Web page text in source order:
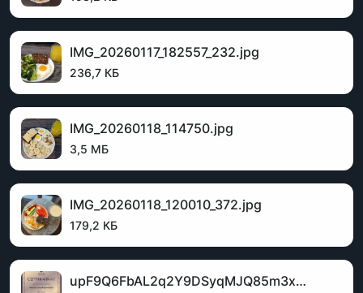
IMG_20260117_182557_232.jpg
236,7 КБ
IMG_20260118_114750.jpg
3,5 МБ
IMG_20260118_120010_372.jpg
179,2 КБ
upF9Q6FbAL2q2Y9DSyqMJQ85m3xQJfasWoxar0vgs9LfMLcMSmYFY52YYoX0ZCuvogIUxqx3dinvDpjyTKb3ApGs.jpg